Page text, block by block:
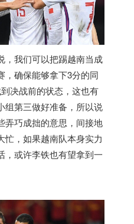
，我们可以把踢越南当成
，确保能够拿下3分的同
决战前的状态，这也有
组第三做好准备，所以说
弄巧成拙的意思，间接地
忙，如果越南队本身实力
，或许李铁也有望拿到一